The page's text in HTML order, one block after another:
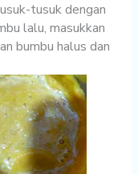
tusuk dengan
lalu, masukkan
bumbu halus dan